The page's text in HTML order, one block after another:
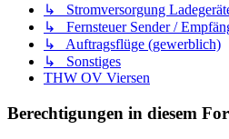
↳ Stromversorgung
↳ Fernsteuer Sender /
↳ Auftragsflüge (gewerblich)
↳ Sonstiges
THW OV Viersen
Berechtigungen in diesem